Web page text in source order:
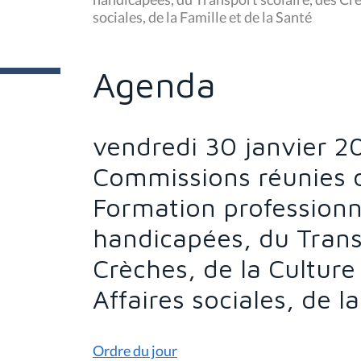
ê
tsociales, de la Famille et de la Santé
Agenda
vendredi 30 janvier
Commissions réunies
Formation
handicapées, du
Crèches, de la
Affaires sociales, de
Ordre du jour